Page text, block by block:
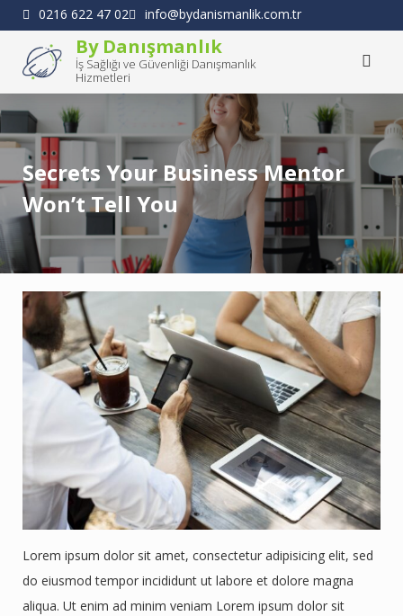
to
content
0216 622 47 02 info@bydanismanlik.com.tr
By Danışmanlık
İş Sağlığı ve Güvenliği Danışmanlık
Hizmetleri
Secrets Your Business Mentor
Won’t Tell You
Lorem ipsum dolor sit amet, consectetur adipisicing elit, sed
do eiusmod tempor incididunt ut labore et dolore magna
aliqua. Ut enim ad minim veniam Lorem ipsum dolor sit